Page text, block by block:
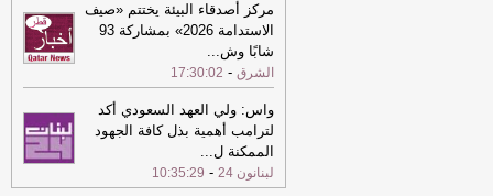
15:13
نائب رئيس مجلس الوزراء يلتقي
رئيس هيئة الأركان الجوية البريطانية-
الشرق
15:07
ارتفاع حصيلة ضحايا العدوان
الإسرائيلي على قطاع غزة إلى 73382
شهيدا و174236 مصابا
الشرق
15:07
ارتفاع عدد جرحى الغارات
مركز أصدقاء البيئة يختتم «صيف
الاستدامة 2026» بمشاركة 93
شابًا وش...
الشرق -
17:30:02
واس: ولي العهد السعودي أكد
لترامب أهمية بذل كافة الجهود
الممكنة ل...
لبنانون 24 -
10:35:29